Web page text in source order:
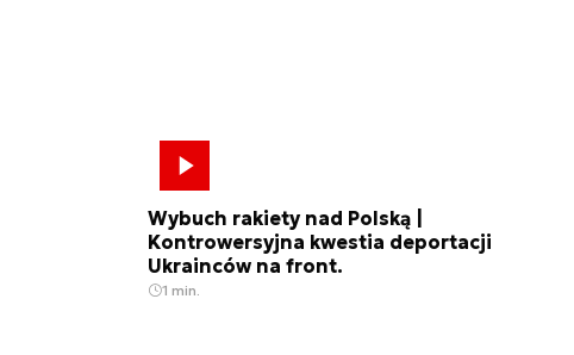
Wybuch rakiety nad Polską |
Kontrowersyjna kwestia deportacji
Ukrainców na front.
1 min.